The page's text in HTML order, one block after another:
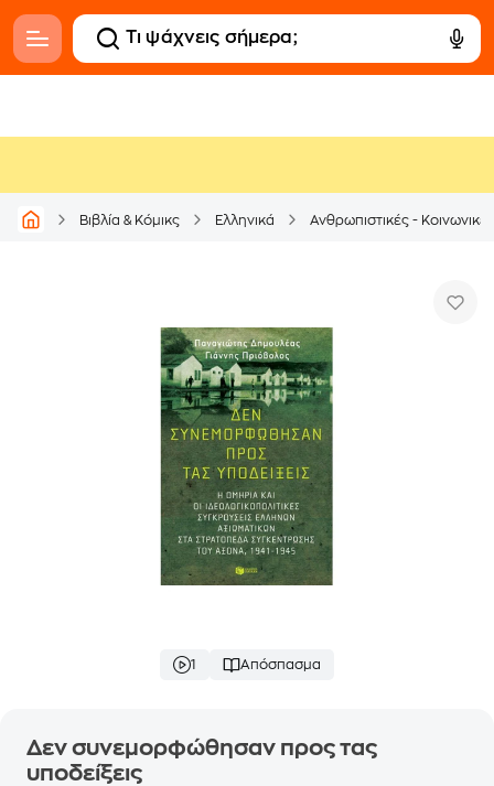
Βιβλία & Κόμικς Ελληνικά Ανθρωπιστικές -
1 Απόσπασμα
Δεν συνεμορφώθησαν προς τας
υποδείξεις